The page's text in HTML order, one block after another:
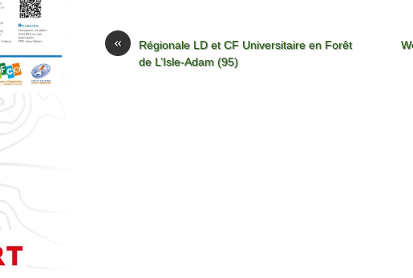
«
Régionale LD et CF Universitaire en Forêt
de L’Isle-Adam (95)